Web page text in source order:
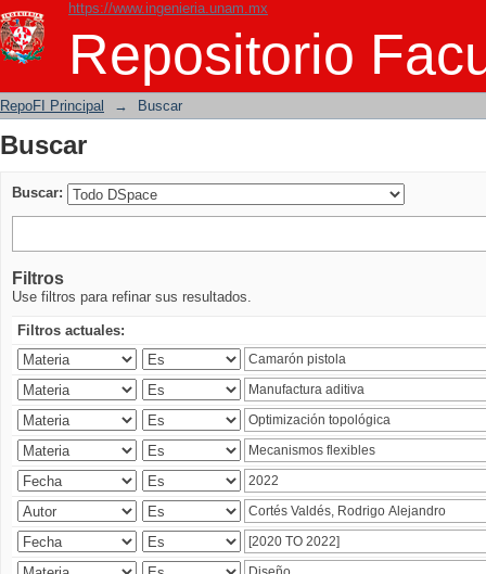
https://www.ingenieria.unam.mx
Repositorio
Buscar
RepoFI Principal → Buscar
Buscar
Buscar:
Filtros
Use filtros para refinar sus resultados.
Filtros actuales: